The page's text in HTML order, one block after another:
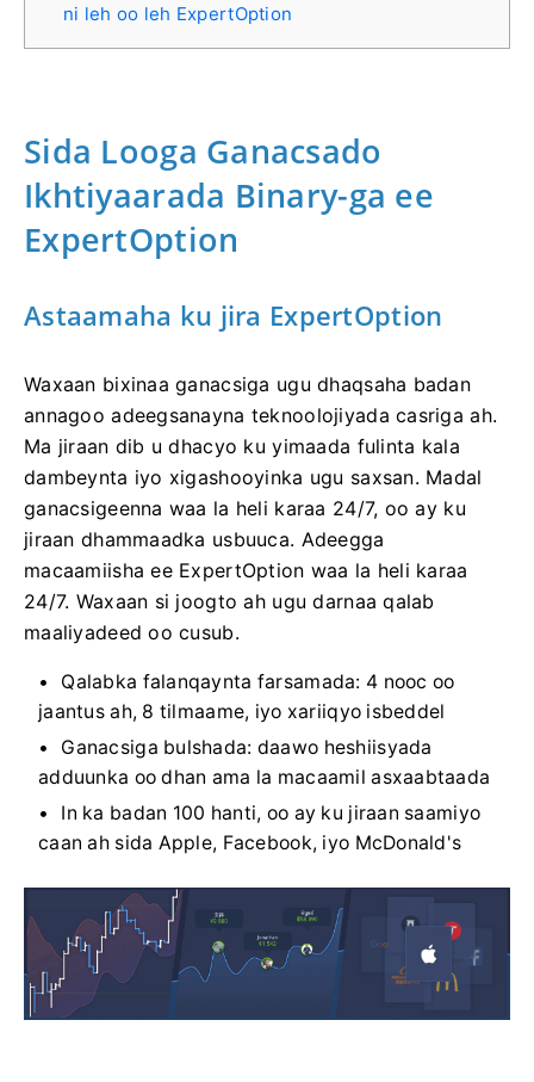
ni leh oo leh ExpertOption
Sida Looga Ganacsado
Ikhtiyaarada Binary-ga ee
ExpertOption
Astaamaha ku jira ExpertOption
Waxaan bixinaa ganacsiga ugu dhaqsaha badan
annagoo adeegsanayna teknoolojiyada casriga ah.
Ma jiraan dib u dhacyo ku yimaada fulinta kala
dambeynta iyo xigashooyinka ugu saxsan. Madal
ganacsigeenna waa la heli karaa 24/7, oo ay ku
jiraan dhammaadka usbuuca. Adeegga
macaamiisha ee ExpertOption waa la heli karaa
24/7. Waxaan si joogto ah ugu darnaa qalab
maaliyadeed oo cusub.
Qalabka falanqaynta farsamada: 4 nooc oo
jaantus ah, 8 tilmaame, iyo xariiqyo isbeddel
Ganacsiga bulshada: daawo heshiisyada
adduunka oo dhan ama la macaamil asxaabtaada
In ka badan 100 hanti, oo ay ku jiraan saamiyo
caan ah sida Apple, Facebook, iyo McDonald's